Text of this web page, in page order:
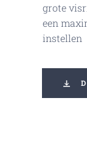
grote
een
instellen